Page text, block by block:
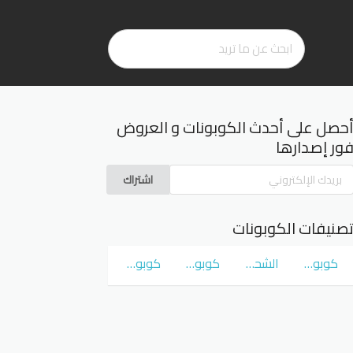
أحصل على أحدث الكوبونات و العروض
فور إصدارها
اشتراك
تصنيفات الكوبونات
كوبونات و عروض سوق كوم الشحن المجاني كوبونات و عروض نمشي Namshi كوبونات و عروض نون Noon